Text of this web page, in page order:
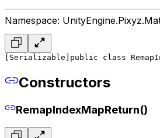
Namespace:
[Serializable] public class
Constructors
RemapIndexMapReturn()